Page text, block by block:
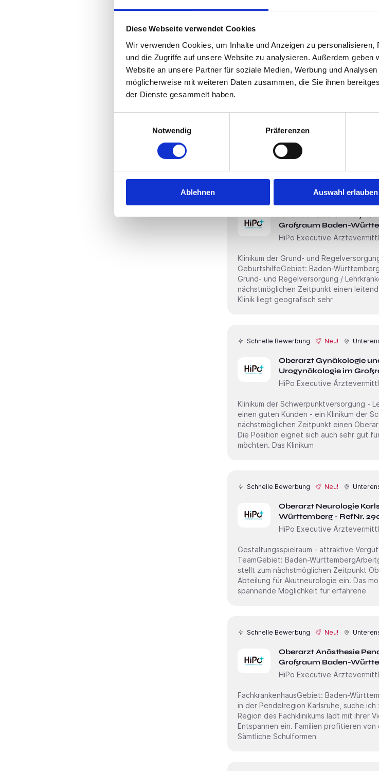
Diese Webseite verwendet Cookies
Wir verwenden Cookies, um Inhalte und Anzeigen zu
und die Zugriffe auf unsere Website zu analysieren. Außerdem
Website an unsere Partner für soziale Medien, Werbung und
möglicherweise mit weiteren Daten zusammen, die Sie ihnen
der Dienste gesammelt haben.
Notwendig
Präferenzen
Ablehnen Auswahl erlauben
Schwerpunktversorgung in Baden-
Schnelle Bewerbung Neu!
Oberarzt Psychiatrie und
im Großraum Baden-
vielfältige Entwicklungschancen -
Fachkliniken im Herzen von Baden-Württemberg bietet
Psychotherapie (m/w/d) die Möglichkeit, in einem innovativen und patientenorientierten Umfeld tätig
zu sein. Diese renommierte
Neu!
leitender Oberarzt
Großraum Baden-
HiPo Executive
Klinikum der Grund- und
GeburtshilfeGebiet: Baden-WürttembergArbeitgeber: Für einen sehr guten Kunden - ein Klinikum der
Grund- und Regelversorgung /
nächstmöglichen Zeitpunkt einen
Klinik liegt geografisch sehr
Schnelle Bewerbung Neu!
Oberarzt Gynäkologie
Urogynäkologie im
HiPo Executive
Klinikum der Schwerpunktversorgung - LehrkrankenhausGebiet:
einen guten Kunden - ein Klinikum der
nächstmöglichen Zeitpunkt einen Oberarzt Gynäkologie und Geburtshilfe Raum Stuttgart (m/w/d) .
Die Position eignet sich auch sehr gut
möchten. Das Klinikum
Schnelle Bewerbung Neu!
Oberarzt Neurologie Karlsruhe (m/w/d) |
Württemberg - RefNr.
HiPo Executive
Gestaltungsspielraum - attraktive
TeamGebiet: Baden-WürttembergArbeitgeber: Mein Kunde, ein Krankenhaus im Großraum Karlsruhe
stellt zum nächstmöglichen Zeitpunkt Oberarzt Neurologie (m/w/d) zur Unterstützung seiner
Abteilung für Akutneurologie ein. Das moderne Akutklinikum im Südwesten Deutschlands bietet eine
spannende Möglichkeit für erfahrene
Schnelle Bewerbung Neu!
Oberarzt Anästhesie
Großraum Baden-
HiPo Executive
FachkrankenhausGebiet: Baden-WürttembergArbeitgeber: Für meinen Kunden, ein Fachkrankenhaus
in der Pendelregion Karlsruhe, suche ich
Region des Fachklinikums lädt mit ihrer
Entspannen ein. Familien profitieren
Sämtliche Schulformen